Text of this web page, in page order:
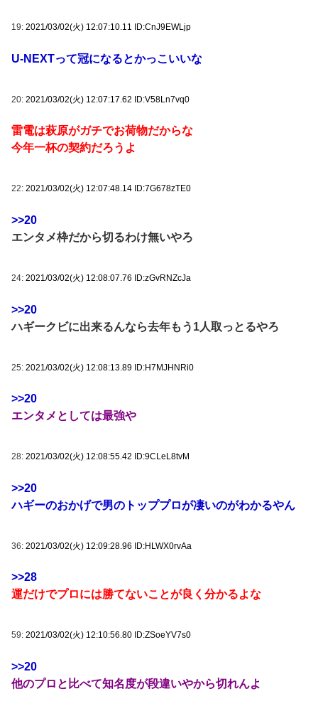
19: 2021/03/02(火) 12:07:10.11 ID:CnJ9EWLjp
U-NEXTって冠になるとかっこいいな
20: 2021/03/02(火) 12:07:17.62 ID:V58Ln7vq0
雷電は萩原がガチでお荷物だからな
今年一杯の契約だろうよ
22: 2021/03/02(火) 12:07:48.14 ID:7G678zTE0
>>20
エンタメ枠だから切るわけ無いやろ
24: 2021/03/02(火) 12:08:07.76 ID:zGvRNZcJa
>>20
ハギークビに出来るんなら去年もう1人取っとるやろ
25: 2021/03/02(火) 12:08:13.89 ID:H7MJHNRi0
>>20
エンタメとしては最強や
28: 2021/03/02(火) 12:08:55.42 ID:9CLeL8tvM
>>20
ハギーのおかげで男のトッププロが凄いのがわかるやん
36: 2021/03/02(火) 12:09:28.96 ID:HLWX0rvAa
>>28
運だけでプロには勝てないことが良く分かるよな
59: 2021/03/02(火) 12:10:56.80 ID:ZSoeYV7s0
>>20
他のプロと比べて知名度が段違いやから切れんよ